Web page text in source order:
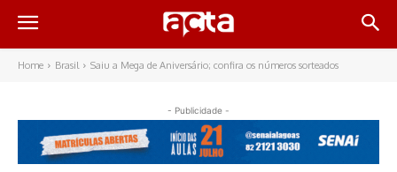
Home Brasil Saiu a Mega de Aniversário; confira os números sorteados
- Publicidade -